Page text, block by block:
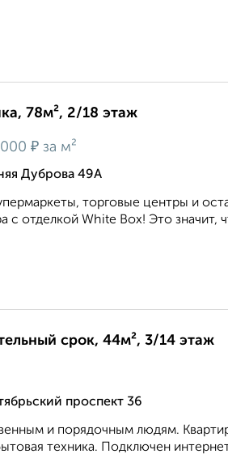
78м², 2/18 этаж
₽ за м²
Дуброва 49А
торговые центры и
с отделкой White Box! Это значит,
срок, 44м², 3/14 этаж
проспект 36
и порядочным людям.
техника. Подключен